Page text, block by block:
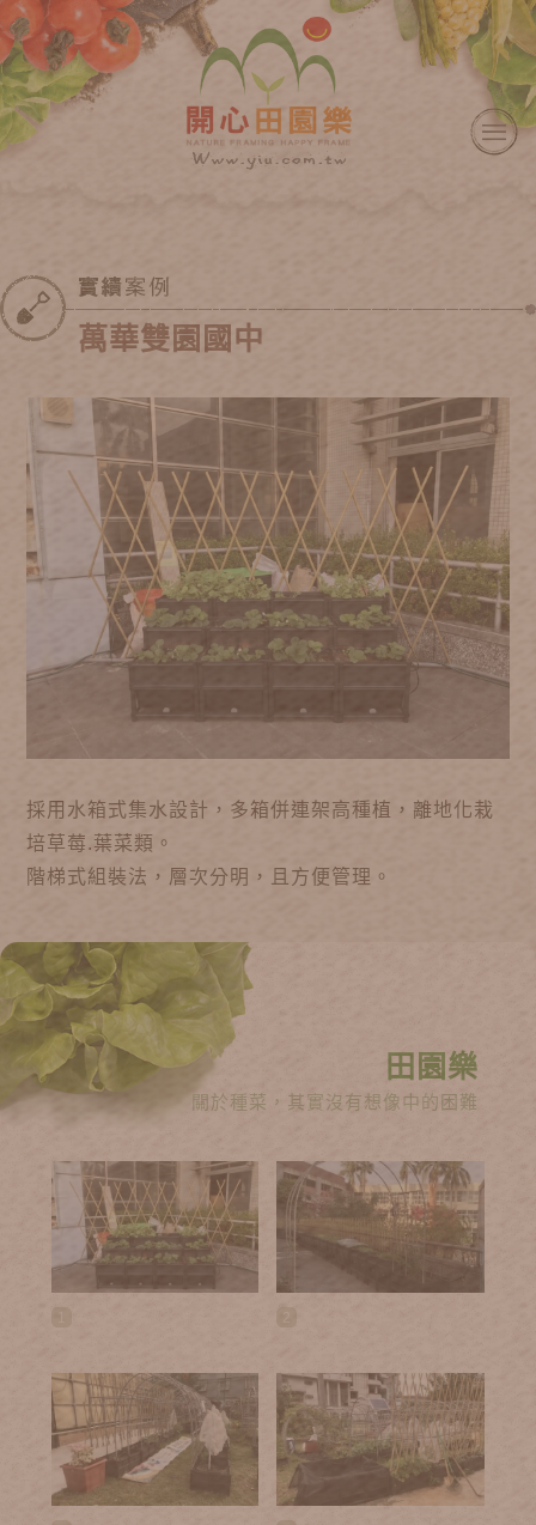
萬華雙園國中
採用水箱式集水設計，多箱併連架高種植，離地化栽
培草莓.葉菜類。
階梯式組裝法，層次分明，且方便管理。
田園樂
關於種菜，其實沒有想像中的困難